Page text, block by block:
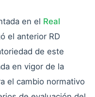
en el Real
el anterior RD
de este
en vigor de la
el cambio normativo